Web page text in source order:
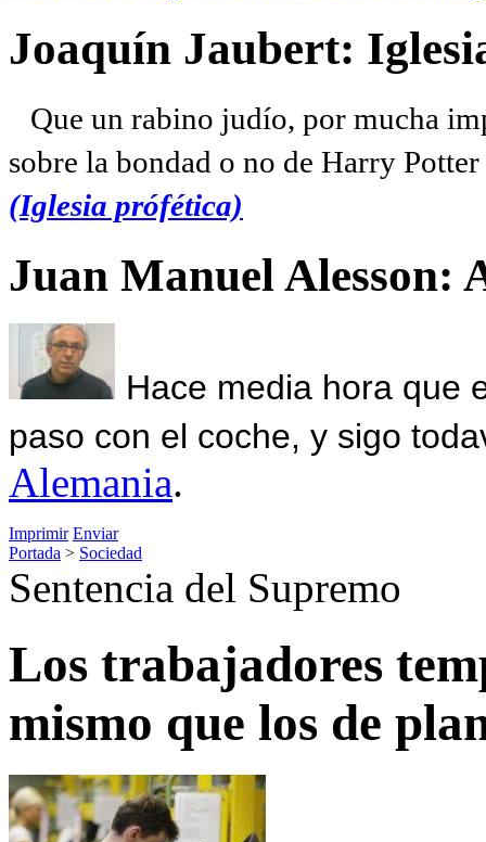
Joaquín Jaubert:
Que un rabino judío, por mucha
sobre la bondad o no de Harry
(Iglesia prófética)
Juan Manuel Alesson:
Hace media hora que
paso con el coche, y sigo
Alemania.
Imprimir Enviar
Portada > Sociedad
Sentencia del Supremo
Los trabajadores
mismo que los de